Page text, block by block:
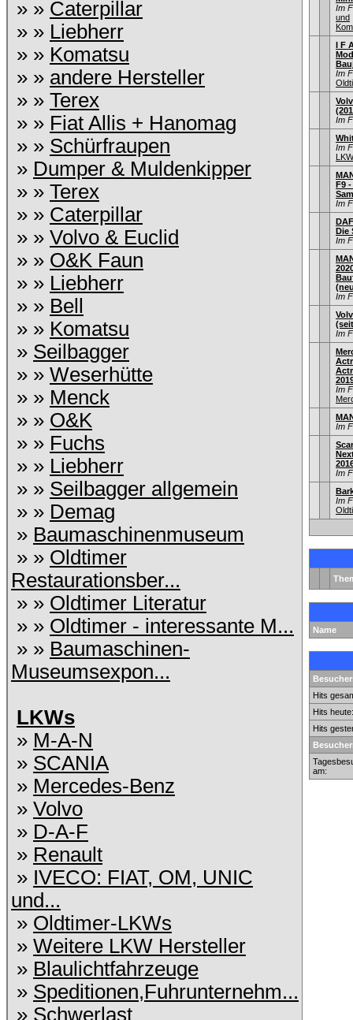
» » Caterpillar
» » Liebherr
» » Komatsu
» » andere Hersteller
» » Terex
» » Fiat Allis + Hanomag
» » Schürfraupen
» Dumper & Muldenkipper
» » Terex
» » Caterpillar
» » Volvo & Euclid
» » O&K Faun
» » Liebherr
» » Bell
» » Komatsu
» Seilbagger
» » Weserhütte
» » Menck
» » O&K
» » Fuchs
» » Liebherr
» » Seilbagger allgemein
» » Demag
» Baumaschinenmuseum
» » Oldtimer
Restaurationsber...
» » Oldtimer Literatur
» » Oldtimer - interessante M...
» » Baumaschinen-
Museumsexpon...
LKWs
» M-A-N
» SCANIA
» Mercedes-Benz
» Volvo
» D-A-F
» Renault
» IVECO: FIAT, OM, UNIC
und...
» Oldtimer-LKWs
» Weitere LKW Hersteller
» Blaulichtfahrzeuge
» Speditionen,Fuhrunternehm...
» Schwerlast
Im
und
I F
Im
Im
Im
F9
Im
Die
Im
Im
Im
Im
Im
Im
Im
Name
Hits
Hits heute:
Hits
am: